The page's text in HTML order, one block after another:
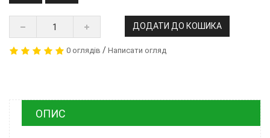
ДОДАТИ ДО КОШИКА
0 оглядів / Написати огляд
ОПИС